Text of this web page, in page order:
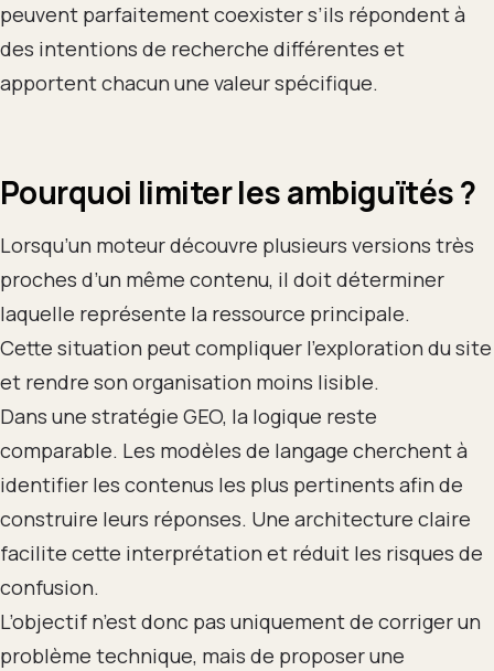
peuvent parfaitement coexister s’ils répondent à
des intentions de recherche différentes et
apportent chacun une valeur spécifique.
Pourquoi limiter les ambiguïtés ?
Lorsqu’un moteur découvre plusieurs versions très
proches d’un même contenu, il doit déterminer
laquelle représente la ressource principale.
Cette situation peut compliquer l’exploration du site
et rendre son organisation moins lisible.
Dans une stratégie GEO, la logique reste
comparable. Les modèles de langage cherchent à
identifier les contenus les plus pertinents afin de
construire leurs réponses. Une architecture claire
facilite cette interprétation et réduit les risques de
confusion.
L’objectif n’est donc pas uniquement de corriger un
problème technique, mais de proposer une